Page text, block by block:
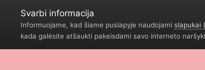
Svarbi informacija
Informuojame, kad šiame puslapyje naudojami slapukai
kada galėsite atšaukti pakeisdami savo interneto